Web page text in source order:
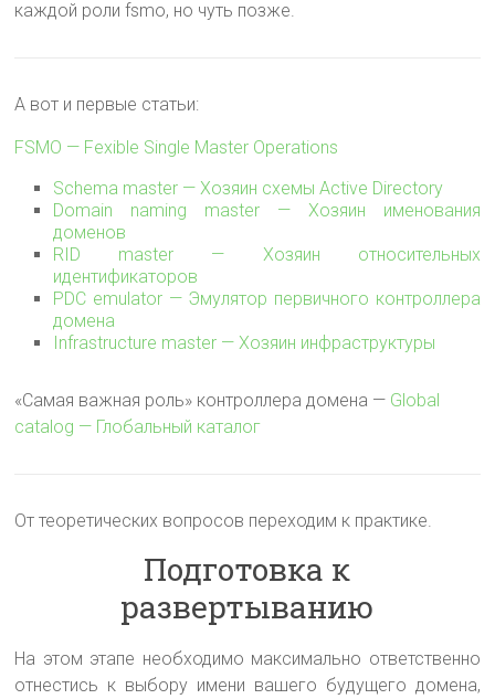
каждой роли fsmo, но чуть позже.
А вот и первые статьи:
FSMO — Fexible Single Master Operations
Schema master — Хозяин схемы Active Directory
Domain naming master — Хозяин именования
доменов
RID master — Хозяин относительных
идентификаторов
PDC emulator — Эмулятор первичного контроллера
домена
Infrastructure master — Хозяин инфраструктуры
«Самая важная роль» контроллера домена — Global
catalog — Глобальный каталог
От теоретических вопросов переходим к практике.
Подготовка к
развертыванию
На этом этапе необходимо максимально ответственно
отнестись к выбору имени вашего будущего домена,